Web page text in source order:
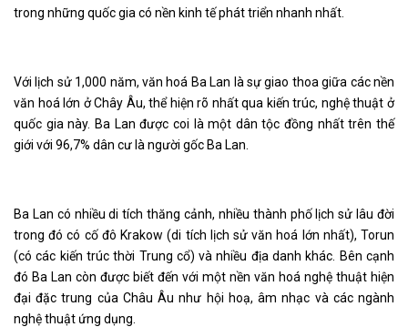
trong những quốc gia có nền kinh tế phát triển nhanh nhất.
Với lịch sử 1,000 năm, văn hoá Ba Lan là sự giao thoa giữa các nền
văn hoá lớn ở Chây Âu, thể hiện rõ nhất qua kiến trúc, nghệ thuật ở
quốc gia này. Ba Lan được coi là một dân tộc đồng nhất trên thế
giới với 96,7% dân cư là người gốc Ba Lan.
Ba Lan có nhiều di tích thăng cảnh, nhiều thành phố lịch sử lâu đời
trong đó có cố đô Krakow (di tích lịch sử văn hoá lớn nhất), Torun
(có các kiến trúc thời Trung cổ) và nhiều địa danh khác. Bên cạnh
đó Ba Lan còn được biết đến với một nền văn hoá nghệ thuật hiện
đại đặc trung của Châu Âu như hội hoạ, âm nhạc và các ngành
nghệ thuật ứng dụng.